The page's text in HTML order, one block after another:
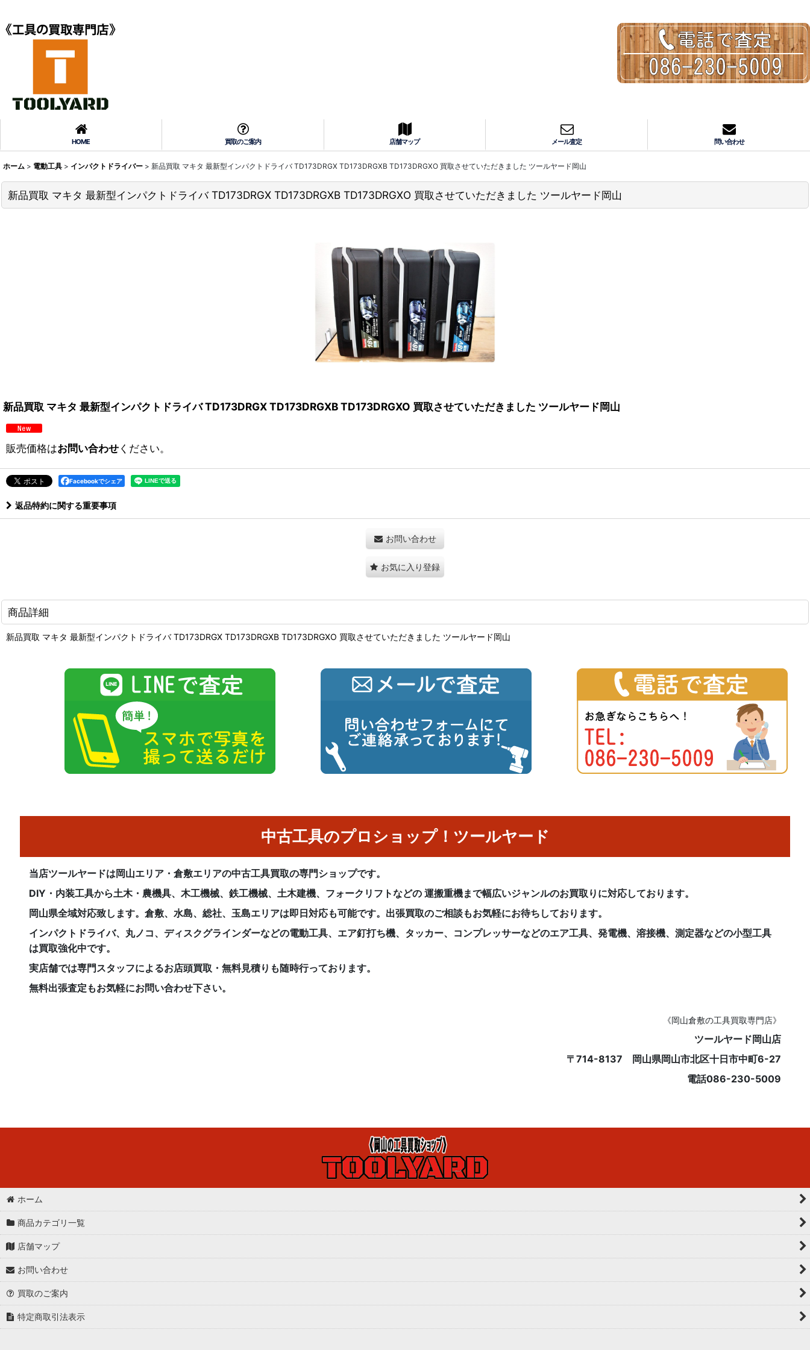
HOME 買取のご案内 店舗マップ メール査定 問い合わせ
ホーム > 電動工具 > インパクトドライバー > 新品買取 マキタ 最新型インパクトドライバ TD173DRGX TD173DRGXB TD173DRGXO 買取させていただきました ツールヤード岡山
新品買取 マキタ 最新型インパクトドライバ TD173DRGX TD173DRGXB TD173DRGXO 買取させていただきました ツールヤード岡山
新品買取 マキタ 最新型インパクトドライバ TD173DRGX TD173DRGXB TD173DRGXO 買取させていただきました ツールヤード岡山
販売価格はお問い合わせください。
Facebookでシェア
返品特約に関する重要事項
お問い合わせ
お気に入り登録
商品詳細
新品買取 マキタ 最新型インパクトドライバ TD173DRGX TD173DRGXB TD173DRGXO 買取させていただきました ツールヤード岡山
中古工具のプロショップ！ツールヤード
当店ツールヤードは岡山エリア・倉敷エリアの中古工具買取の専門ショップです。
DIY・内装工具から土木・農機具、木工機械、鉄工機械、土木建機、フォークリフトなどの 運搬重機まで幅広いジャンルのお買取りに対応しております。
岡山県全域対応致します。倉敷、水島、総社、玉島エリアは即日対応も可能です。出張買取のご相談もお気軽にお待ちしております。
インパクトドライバ、丸ノコ、ディスクグラインダーなどの電動工具、エア釘打ち機、タッカー、コンプレッサーなどのエア工具、発電機、溶接機、測定器などの小型工具
は買取強化中です。
実店舗では専門スタッフによるお店頭買取・無料見積りも随時行っております。
無料出張査定もお気軽にお問い合わせ下さい。
《岡山倉敷の工具買取専門店》
ツールヤード岡山店
〒714-8137 岡山県岡山市北区十日市中町6-27
電話086-230-5009
ホーム
商品カテゴリ一覧
店舗マップ
お問い合わせ
買取のご案内
特定商取引法表示